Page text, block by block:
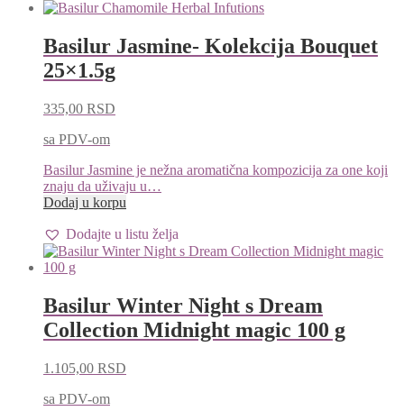
Basilur Jasmine- Kolekcija Bouquet
25×1.5g
335,00 RSD
sa PDV-om
Basilur Jasmine je nežna aromatična kompozicija za one koji
znaju da uživaju u…
Dodaj u korpu
Dodajte u listu želja
Basilur Winter Night s Dream
Collection Midnight magic 100 g
1.105,00 RSD
sa PDV-om